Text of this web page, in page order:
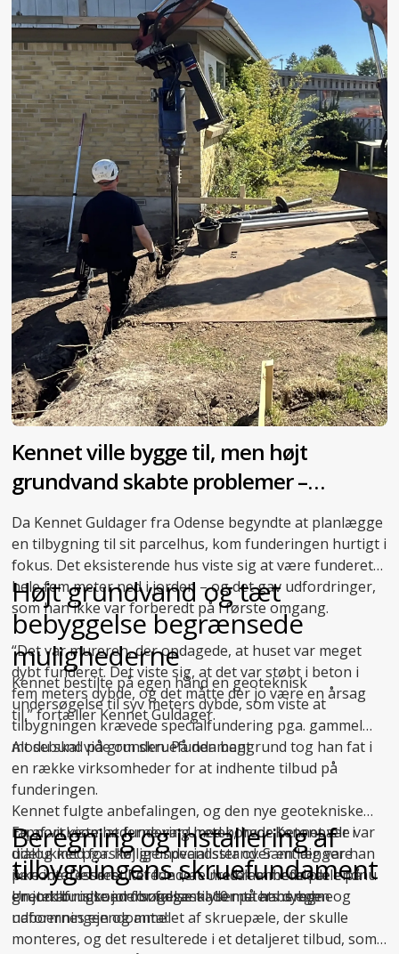
Kennet ville bygge til, men højt
grundvand skabte problemer –
skruepæle blev redningen
Da Kennet Guldager fra Odense begyndte at planlægge
en tilbygning til sit parcelhus, kom funderingen hurtigt i
fokus. Det eksisterende hus viste sig at være funderet
hele fem meter ned i jorden – og det gav udfordringer,
som han ikke var forberedt på i første omgang.
“Det var mureren, der opdagede, at huset var meget
dybt funderet. Det viste sig, at det var støbt i beton i
fem meters dybde, og det måtte der jo være en årsag
til,” fortæller Kennet Guldager.
Højt grundvand og tæt
bebyggelse begrænsede
mulighederne
Kennet bestilte på egen hånd en geoteknisk
undersøgelse til syv meters dybde, som viste at
tilbygningen krævede specialfundering pga. gammel
mosebund på grunden. På den baggrund tog han fat i
en række virksomheder for at indhente tilbud på
funderingen.
En af virksomhederne var Uretek, hvor Kennet var i
dialog med forskellige specialister over en længere
periode. Det resulterede i, at Uretek anbefalede endnu
enjordbundsundersøgelsetil 10 meters dybde.
Alt du skal vide om skruefundament
Kennet fulgte anbefalingen, og den nye geotekniske
rapport viste, at fundering med borede betonpæle var
udelukket pga. høj grundvandsstand. Samtidig var han
ikke interesseret i at fundere med rammede pæle på
grund af risikoen for følgeskader på hans egen og
naboernes ejendomme:
Beregning og installering af
tilbygningens skruefundament
Uretek brugte jordbundsanalysen til at beregne
udformningen og antallet af skruepæle, der skulle
monteres, og det resulterede i et detaljeret tilbud, som